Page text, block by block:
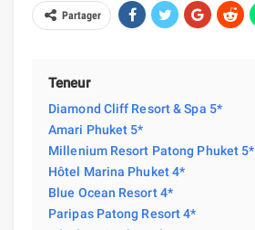
Partager
Teneur
Diamond Cliff Resort & Spa 5*
Amari Phuket 5*
Millenium Resort Patong Phuket 5*
Hôtel Marina Phuket 4*
Blue Ocean Resort 4*
Paripas Patong Resort 4*